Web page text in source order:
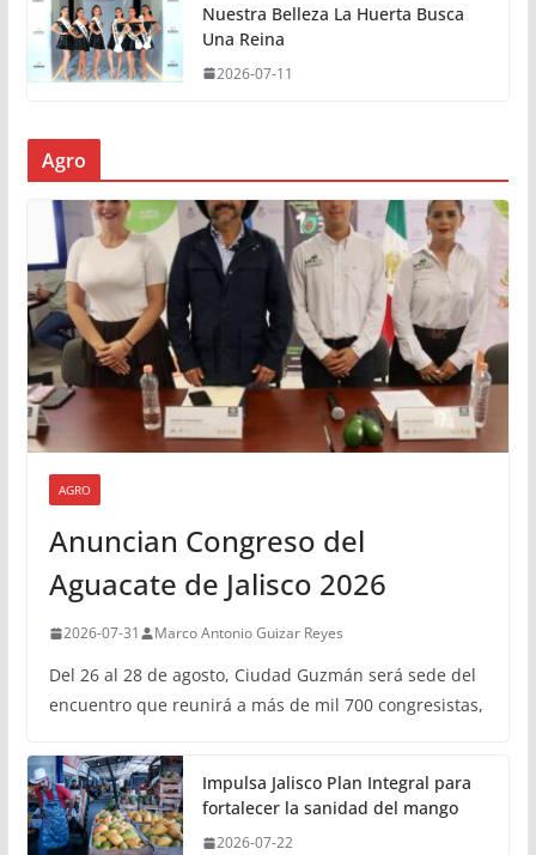
Nuestra Belleza La Huerta Busca
Una Reina
2026-07-11
Agro
AGRO
Anuncian Congreso del
Aguacate de Jalisco 2026
2026-07-31 Marco Antonio Guizar Reyes
Del 26 al 28 de agosto, Ciudad Guzmán será sede del
encuentro que reunirá a más de mil 700 congresistas,
Impulsa Jalisco Plan Integral para
fortalecer la sanidad del mango
2026-07-22